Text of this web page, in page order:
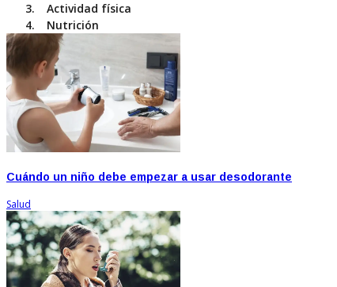
Actividad física
Nutrición
Cuándo un niño debe empezar a usar desodorante
Salud